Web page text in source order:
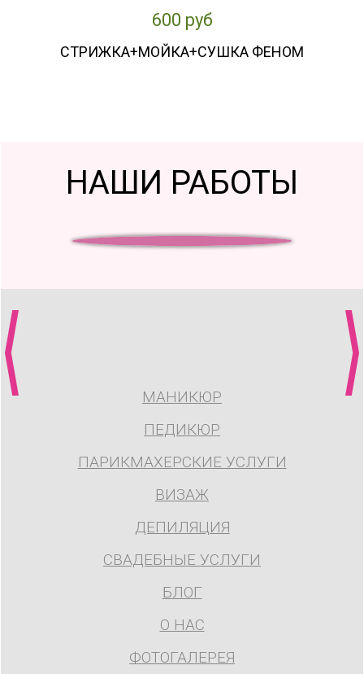
600 руб
СТРИЖКА+МОЙКА+СУШКА ФЕНОМ
НАШИ РАБОТЫ
МАНИКЮР
ПЕДИКЮР
ПАРИКМАХЕРСКИЕ УСЛУГИ
ВИЗАЖ
ДЕПИЛЯЦИЯ
СВАДЕБНЫЕ УСЛУГИ
БЛОГ
О НАС
ФОТОГАЛЕРЕЯ